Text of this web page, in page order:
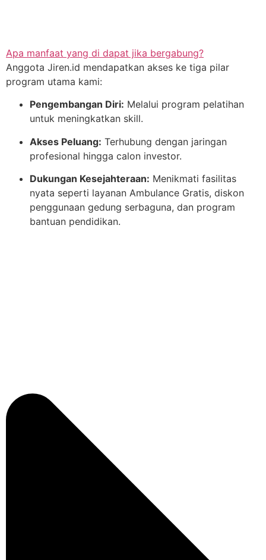
Apa manfaat yang di dapat jika bergabung?
Anggota Jiren.id mendapatkan akses ke tiga pilar
program utama kami:
Pengembangan Diri: Melalui program pelatihan
untuk meningkatkan skill.
Akses Peluang: Terhubung dengan jaringan
profesional hingga calon investor.
Dukungan Kesejahteraan: Menikmati fasilitas
nyata seperti layanan Ambulance Gratis, diskon
penggunaan gedung serbaguna, dan program
bantuan pendidikan.